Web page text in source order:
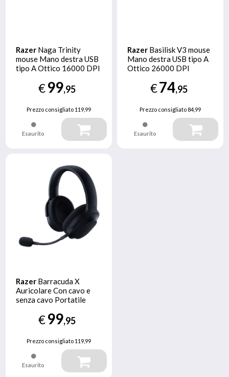
Razer Naga Trinity
mouse Mano destra USB
tipo A Ottico 16000 DPI
€99,95
Prezzo consigliato119,99
Esaurito
Razer Basilisk V3 mouse
Mano destra USB tipo A
Ottico 26000 DPI
€74,95
Prezzo consigliato 84,99
Esaurito
Razer Barracuda X
Auricolare Con cavo e
senza cavo Portatile
Bluetooth Nero
€99,95
Prezzo consigliato119,99
Esaurito